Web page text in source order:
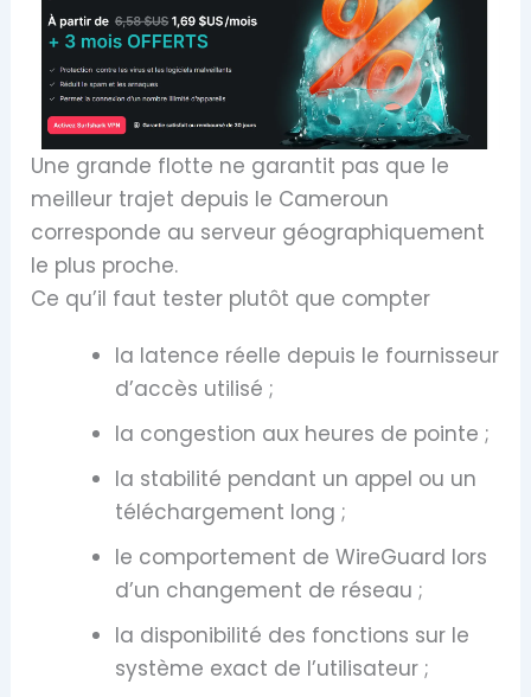
Une grande flotte ne garantit pas que le
meilleur trajet depuis le Cameroun
corresponde au serveur géographiquement
le plus proche.
Ce qu’il faut tester plutôt que compter
la latence réelle depuis le fournisseur
d’accès utilisé ;
la congestion aux heures de pointe ;
la stabilité pendant un appel ou un
téléchargement long ;
le comportement de WireGuard lors
d’un changement de réseau ;
la disponibilité des fonctions sur le
système exact de l’utilisateur ;